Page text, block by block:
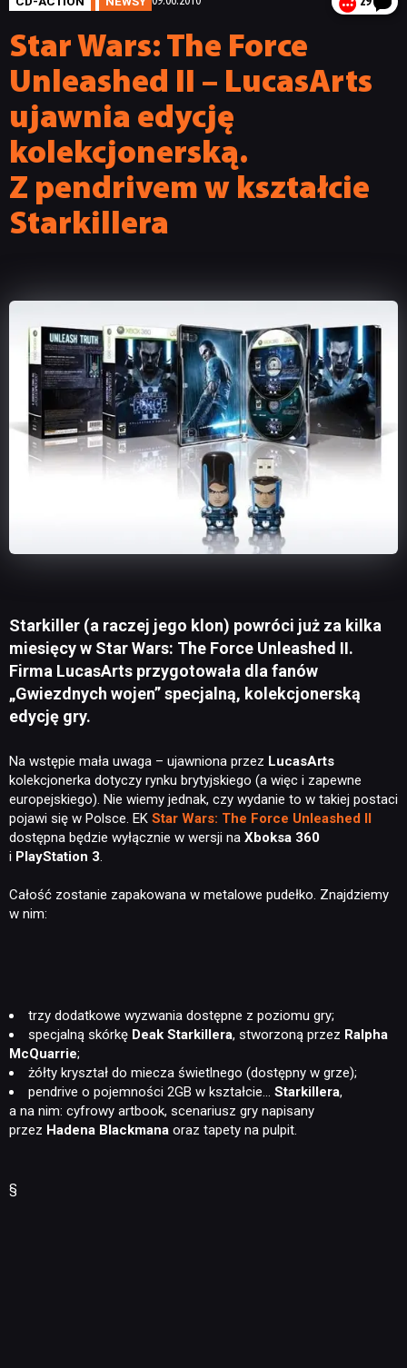
Star Wars: The Force
Unleashed II – LucasArts
ujawnia edycję
kolekcjonerską.
Z pendrivem w kształcie
Starkillera
Starkiller (a raczej jego klon) powróci już za kilka
miesięcy w Star Wars: The Force Unleashed II.
Firma LucasArts przygotowała dla fanów
„Gwiezdnych wojen” specjalną, kolekcjonerską
edycję gry.
Na wstępie mała uwaga – ujawniona przez LucasArts
kolekcjonerka dotyczy rynku brytyjskiego (a więc i zapewne
europejskiego). Nie wiemy jednak, czy wydanie to w takiej postaci
pojawi się w Polsce. EK Star Wars: The Force Unleashed II
dostępna będzie wyłącznie w wersji na Xboksa 360
i PlayStation 3.
Całość zostanie zapakowana w metalowe pudełko. Znajdziemy
w nim:
trzy dodatkowe wyzwania dostępne z poziomu gry;
specjalną skórkę Deak Starkillera, stworzoną przez Ralpha
McQuarrie;
żółty kryształ do miecza świetlnego (dostępny w grze);
pendrive o pojemności 2GB w kształcie… Starkillera,
a na nim: cyfrowy artbook, scenariusz gry napisany
przez Hadena Blackmana oraz tapety na pulpit.
§